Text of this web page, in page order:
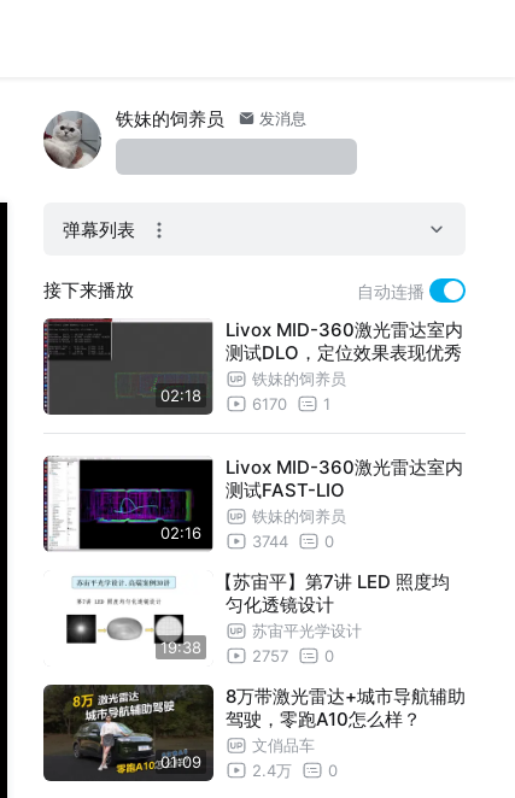
铁妹的饲养员 发消息
弹幕列表
接下来播放 自动连播
02:18
Livox MID-360激光雷达室内
测试DLO，定位效果表现优秀
铁妹的饲养员
6170
1
02:16
Livox MID-360激光雷达室内
测试FAST-LIO
铁妹的饲养员
3744
0
19:38
【苏宙平】第7讲 LED 照度均
匀化透镜设计
苏宙平光学设计
2757
0
01:09
8万带激光雷达+城市导航辅助
驾驶，零跑A10怎么样？
文俏品车
2.4万
0